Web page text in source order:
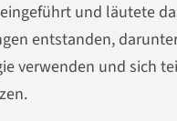
und läutete
entstanden,
verwenden und sich